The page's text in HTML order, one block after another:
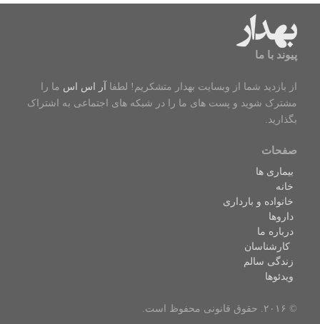
پیوند با ما
از بازدید شما از وبسایت بهدار متشکریم! لطفا آر اس اس ما را
مشترک شوید و پست های ما را در شبکه های اجتماعی به اشتراک
بگذارید.
صفحات
بیماری ها
خانه
خانواده و بارداری
داروها
درباره ما
کارشناسان
زندگی سالم
ویدئوها
© ۲۰۱۶. حقوق قانونی محفوظ است.